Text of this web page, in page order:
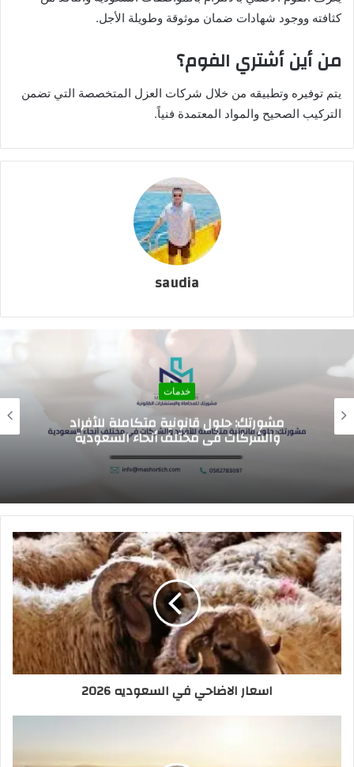
كثافته ووجود شهادات ضمان موثوقة وطويلة الأجل.
من أين أشتري الفوم؟
يتم توفيره وتطبيقه من خلال شركات العزل المتخصصة التي تضمن
التركيب الصحيح والمواد المعتمدة فنياً.
saudia
خدمات
اسعار الرسوم الدراسيه للمدارس العالميه في
السعوديه 2026
اسعار الاضاحي في السعوديه 2026